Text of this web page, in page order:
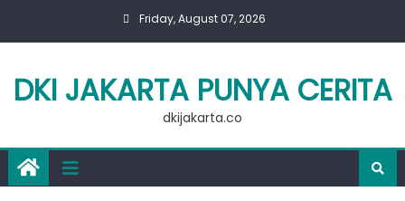
Friday, August 07, 2026
DKI JAKARTA PUNYA CERITA
dkijakarta.co